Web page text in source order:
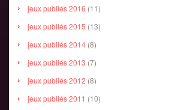
jeux publiés 2016 (11)
jeux publiés 2015 (13)
jeux publiés 2014 (8)
jeux publiés 2013 (7)
jeux publiés 2012 (8)
jeux publiés 2011 (10)